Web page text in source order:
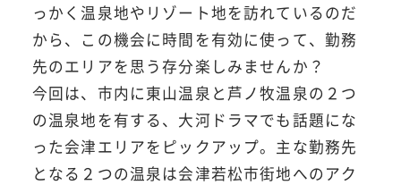
っかく温泉地やリゾート地を訪れているのだ
から、この機会に時間を有効に使って、勤務
先のエリアを思う存分楽しみませんか？
今回は、市内に東山温泉と芦ノ牧温泉の２つ
の温泉地を有する、大河ドラマでも話題にな
った会津エリアをピックアップ。主な勤務先
となる２つの温泉は会津若松市街地へのアク